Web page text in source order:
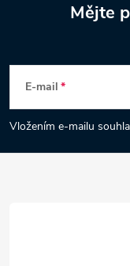
p
a
Mějte
E-mail
Vložením e-mailu